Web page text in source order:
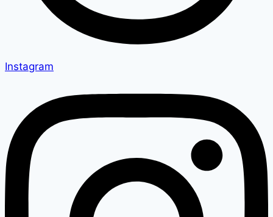
Instagram